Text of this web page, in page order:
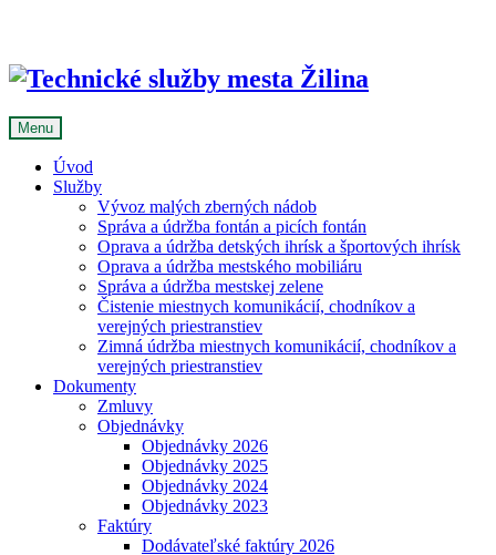
Menu
Úvod
Služby
Vývoz malých zberných nádob
Správa a údržba fontán a picích fontán
Oprava a údržba detských ihrísk a športových ihrísk
Oprava a údržba mestského mobiliáru
Správa a údržba mestskej zelene
Čistenie miestnych komunikácií, chodníkov a
verejných priestranstiev
Zimná údržba miestnych komunikácií, chodníkov a
verejných priestranstiev
Dokumenty
Zmluvy
Objednávky
Objednávky 2026
Objednávky 2025
Objednávky 2024
Objednávky 2023
Faktúry
Dodávateľské faktúry 2026